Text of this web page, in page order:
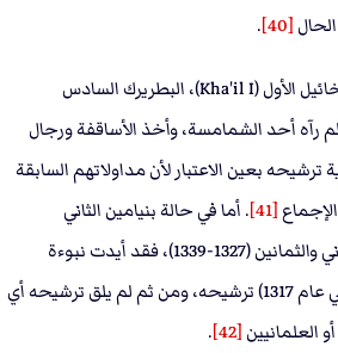
[40]
.
وهنالك مثال آخر هو ترشيح خائيل الأول (Kha'il I)، البطريرك السادس
767)، بعد حلم رآه أحد الشمامسة، وأخذ الأساقفة ورجال
ترشيحه بعين الاعتبار لأن مداولاتهم السابقة
[41]
. أما في حالة بنيامين الثاني
(Benjamin II)، البطريرك الثاني والثمانين (1327-1339)، فقد أيدت نبوءة
(توفي عام 1317) ترشيحه، ومن ثم لم يلق ترشيحه أي
العلمانيين [42]
.